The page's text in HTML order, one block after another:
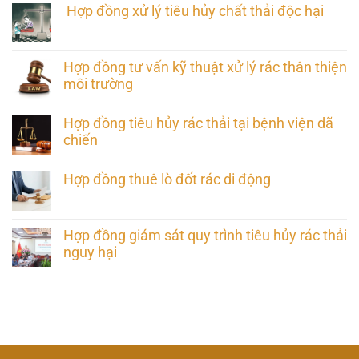
Hợp đồng xử lý tiêu hủy chất thải độc hại
Hợp đồng tư vấn kỹ thuật xử lý rác thân thiện
môi trường
Hợp đồng tiêu hủy rác thải tại bệnh viện dã
chiến
Hợp đồng thuê lò đốt rác di động
Hợp đồng giám sát quy trình tiêu hủy rác thải
nguy hại